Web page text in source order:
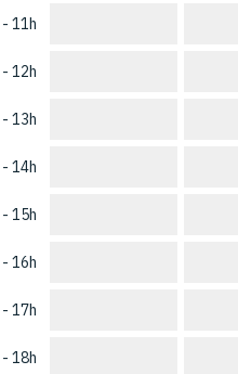
11h
12h
13h
14h
15h
16h
17h
18h